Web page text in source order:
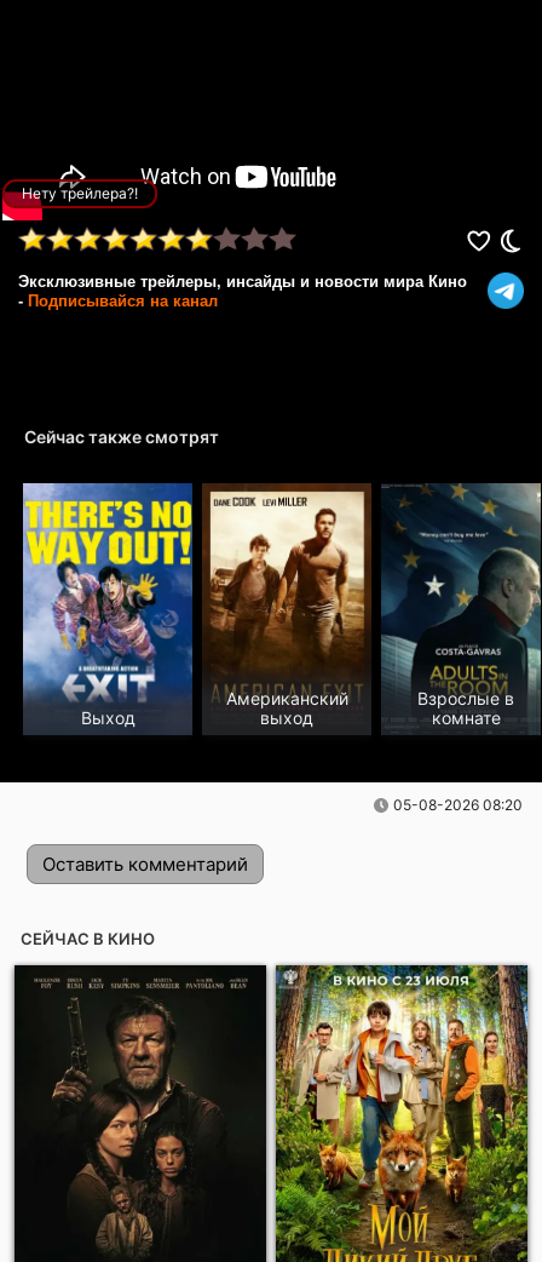
Нету трейлера?!
Эксклюзивные трейлеры, инсайды и новости мира Кино
- Подписывайся на канал
Сейчас также смотрят
Выход
Американский
выход
Взрослые в
комнате
05-08-2026 08:20
Оставить комментарий
Отправить!
СЕЙЧАС В КИНО